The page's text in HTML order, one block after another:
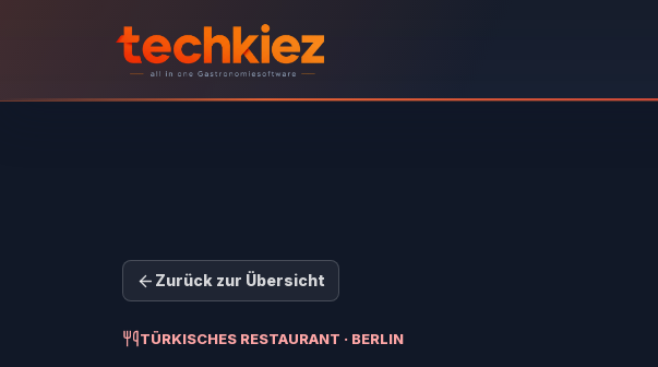
Zurück zur Übersicht
TÜRKISCHES RESTAURANT · BERLIN